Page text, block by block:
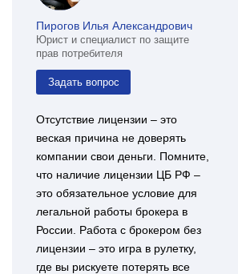
Пирогов Илья Александрович
Юрист и специалист по защите
прав потребителя
Задать вопрос
Отсутствие лицензии – это
веская причина не доверять
компании свои деньги. Помните,
что наличие лицензии ЦБ РФ –
это обязательное условие для
легальной работы брокера в
России. Работа с брокером без
лицензии – это игра в рулетку,
где вы рискуете потерять все